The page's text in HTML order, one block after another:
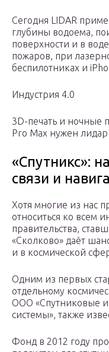
Сегодня LIDAR
глубины водоема,
поверхности и в
пожаров, при
беспилотниках и
Индустрия 4.0
3D-печать и ночные
Pro Max нужен лидар
«Спутникс»:
связи и
Хотя многие из нас
относиться ко всем
правительства,
«Сколково» даёт
и в космической
Одним из первых
отдельному
ООО «Спутниковые
системы», также
Фонд в 2012 году